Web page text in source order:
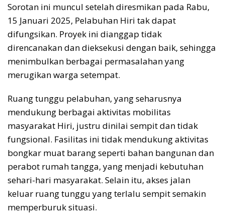
Sorotan ini muncul setelah diresmikan pada Rabu,
15 Januari 2025, Pelabuhan Hiri tak dapat
difungsikan. Proyek ini dianggap tidak
direncanakan dan dieksekusi dengan baik, sehingga
menimbulkan berbagai permasalahan yang
merugikan warga setempat.
Ruang tunggu pelabuhan, yang seharusnya
mendukung berbagai aktivitas mobilitas
masyarakat Hiri, justru dinilai sempit dan tidak
fungsional. Fasilitas ini tidak mendukung aktivitas
bongkar muat barang seperti bahan bangunan dan
perabot rumah tangga, yang menjadi kebutuhan
sehari-hari masyarakat. Selain itu, akses jalan
keluar ruang tunggu yang terlalu sempit semakin
memperburuk situasi.